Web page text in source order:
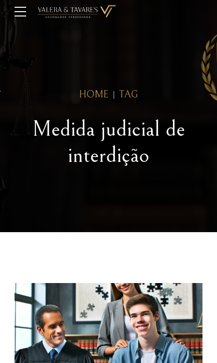
HOME TAG
Medida judicial de
interdição